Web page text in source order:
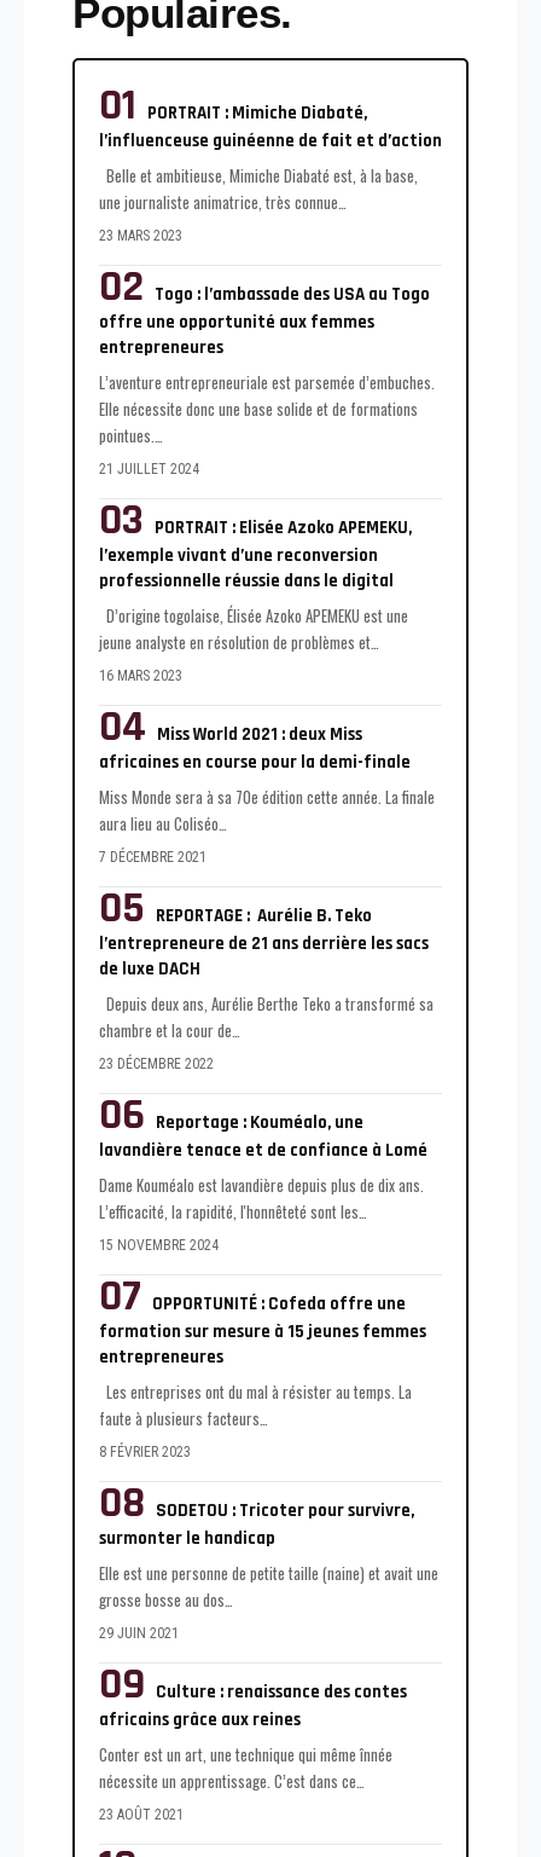
Populaires.
PORTRAIT : Mimiche Diabaté,
l’influenceuse guinéenne de fait et d’action
Belle et ambitieuse, Mimiche Diabaté est, à la base,
une journaliste animatrice, très connue…
23 MARS 2023
Togo : l’ambassade des USA au Togo
offre une opportunité aux femmes
entrepreneures
L’aventure entrepreneuriale est parsemée d’embuches.
Elle nécessite donc une base solide et de formations
pointues.…
21 JUILLET 2024
PORTRAIT : Elisée Azoko APEMEKU,
l’exemple vivant d’une reconversion
professionnelle réussie dans le digital
D’origine togolaise, Élisée Azoko APEMEKU est une
jeune analyste en résolution de problèmes et…
16 MARS 2023
Miss World 2021 : deux Miss
africaines en course pour la demi-finale
Miss Monde sera à sa 70e édition cette année. La finale
aura lieu au Coliséo…
7 DÉCEMBRE 2021
REPORTAGE : Aurélie B. Teko
l’entrepreneure de 21 ans derrière les sacs
de luxe DACH
Depuis deux ans, Aurélie Berthe Teko a transformé sa
chambre et la cour de…
23 DÉCEMBRE 2022
Reportage : Kouméalo, une
lavandière tenace et de confiance à Lomé
Dame Kouméalo est lavandière depuis plus de dix ans.
L’efficacité, la rapidité, l'honnêteté sont les…
15 NOVEMBRE 2024
OPPORTUNITÉ : Cofeda offre une
formation sur mesure à 15 jeunes femmes
entrepreneures
Les entreprises ont du mal à résister au temps. La
faute à plusieurs facteurs…
8 FÉVRIER 2023
SODETOU : Tricoter pour survivre,
surmonter le handicap
Elle est une personne de petite taille (naine) et avait une
grosse bosse au dos…
29 JUIN 2021
Culture : renaissance des contes
africains grâce aux reines
Conter est un art, une technique qui même înnée
nécessite un apprentissage. C’est dans ce…
23 AOÛT 2021